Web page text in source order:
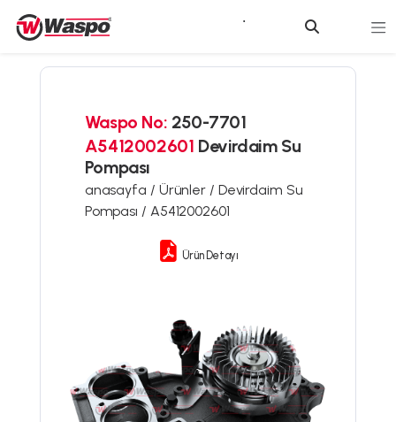
Waspo No: 250-7701
A5412002601 Devirdaim Su
Pompası
anasayfa / Ürünler / Devirdaim Su
Pompası / A5412002601
Ürün Detayı